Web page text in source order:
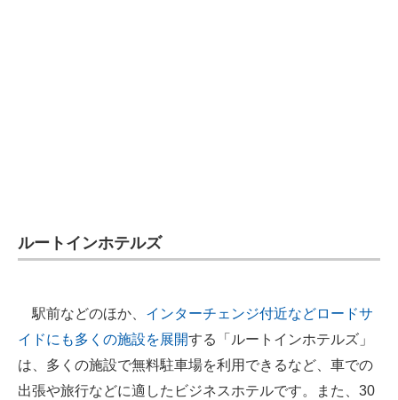
ルートインホテルズ
駅前などのほか、 インターチェンジ付近などロードサ
イドにも多くの施設を展開する「ルートインホテルズ」
は、多くの施設で無料駐車場を利用できるなど、車での
出張や旅行などに適したビジネスホテルです。また、30